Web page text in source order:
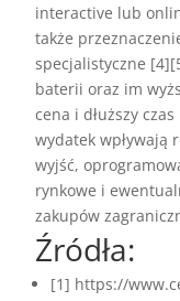
interactive lub
także
specjalistyczne
baterii oraz im
cena i dłuższy
wydatek wpływają
wyjść,
rynkowe i
zakupów
Źródła:
[1] https://